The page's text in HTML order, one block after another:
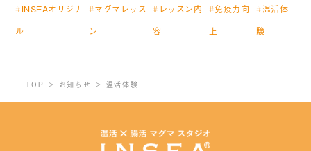
#INSEAオリジナ
ル
#マグマレッス
ン
#レッスン内
容
#免疫力向
上
#温活体
験
TOP お知らせ 温活体験